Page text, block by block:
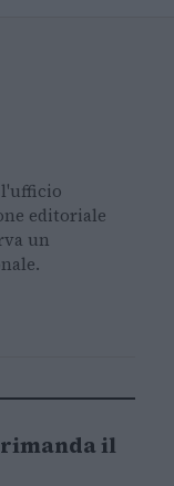
l'ufficio
editoriale
un
rimanda il